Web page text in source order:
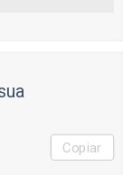
Copiar